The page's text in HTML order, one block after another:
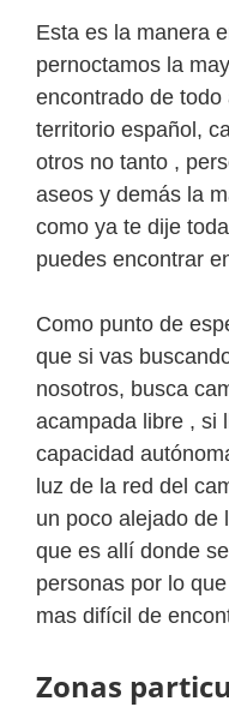
Esta es la manera
pernoctamos la
encontrado de
territorio español,
otros no tanto ,
aseos y demás la
como ya te dije
puedes encontrar
Como punto de
que si vas
nosotros, busca
acampada libre , si
capacidad
luz de la red del
un poco alejado de
que es allí donde
personas por lo
mas difícil de
Zonas